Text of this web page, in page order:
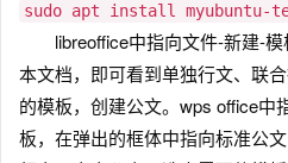
sudo apt install myubuntu-
libreoffice中指向文件-新建-模
本文档，即可看到单独行文、联
的模板，创建公文。wps office中
板，在弹出的框体中指向标准公